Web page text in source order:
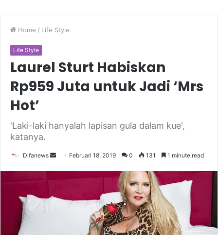
Home / Life Style
Life Style
Laurel Sturt Habiskan
Rp959 Juta untuk Jadi ‘Mrs
Hot’
'Laki-laki hanyalah lapisan gula dalam kue',
katanya.
Difanews
Send
email
Februari 18, 2019 0 131 1 minute read